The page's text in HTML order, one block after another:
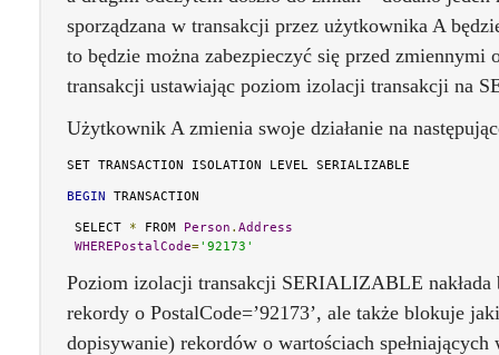
sporządzana w transakcji przez użytkownika A
to będzie można zabezpieczyć się przed zmiennymi
transakcji ustawiając poziom izolacji transakcji na
Użytkownik A zmienia swoje działanie na
SET TRANSACTION ISOLATION LEVEL SERIALIZABLE
BEGIN TRANSACTION
SELECT * FROM Person . Address
WHEREPostalCode='92173'
Poziom izolacji transakcji SERIALIZABLE nakłada
rekordy o PostalCode=’92173’, ale także blokuje
dopisywanie) rekordów o wartościach